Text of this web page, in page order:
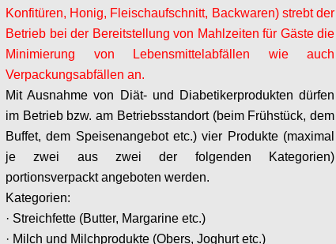
Konfitüren, Honig, Fleischaufschnitt, Backwaren) strebt der
Betrieb bei der Bereitstellung von Mahlzeiten für Gäste die
Minimierung von Lebensmittelabfällen wie auch
Verpackungsabfällen an.
Mit Ausnahme von Diät- und Diabetikerprodukten dürfen
im Betrieb bzw. am Betriebsstandort (beim Frühstück, dem
Buffet, dem Speisenangebot etc.) vier Produkte (maximal
je zwei aus zwei der folgenden Kategorien)
portionsverpackt angeboten werden.
Kategorien:
· Streichfette (Butter, Margarine etc.)
· Milch und Milchprodukte (Obers, Joghurt etc.)